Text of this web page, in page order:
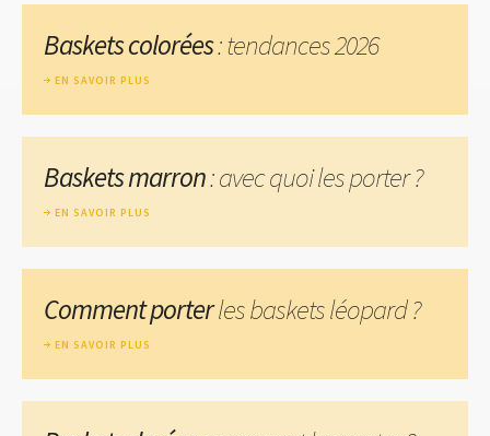
Baskets colorées: tendances 2026
EN SAVOIR PLUS
Baskets marron: avec quoi les porter ?
EN SAVOIR PLUS
Comment porterles baskets léopard ?
EN SAVOIR PLUS